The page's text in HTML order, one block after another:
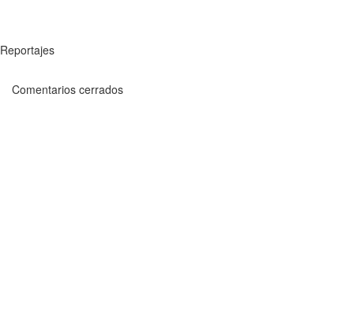
Reportajes
Comentarios cerrados